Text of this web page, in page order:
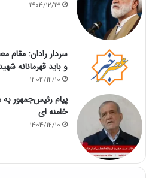
1404/12/13
سردار رادان: مقام
و باید قهرمانانه
1404/12/10
پیام رئیس‌جمهور به
خامنه ای
1404/12/10